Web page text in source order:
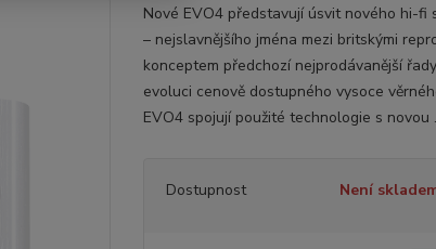
Nové EVO4 představují úsvit nového hi-
– nejslavnějšího jména mezi britskými
konceptem předchozí nejprodávanější
evoluci cenově dostupného vysoce
EVO4 spojují použité technologie s novou
Dostupnost Není